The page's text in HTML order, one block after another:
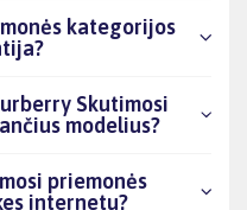
kategorijos
Skutimosi
modelius?
priemonės
internetu?